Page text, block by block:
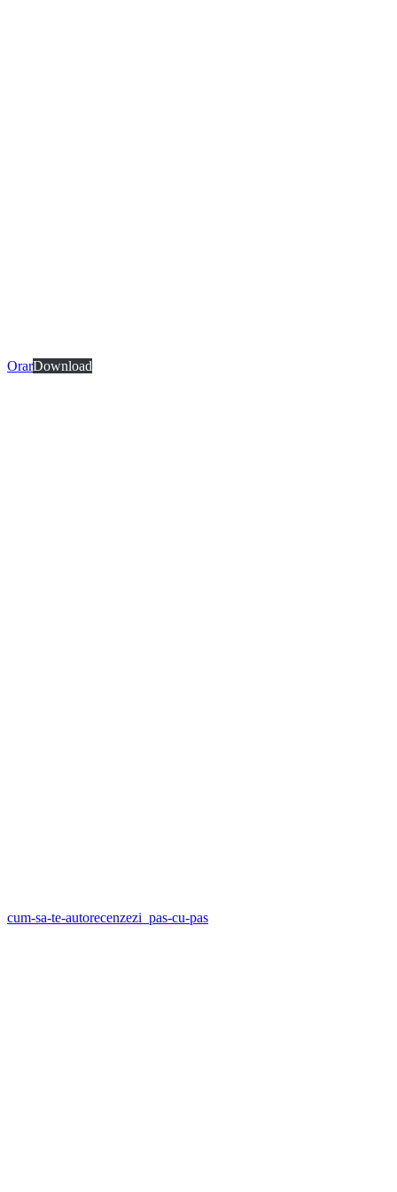
OrarDownload
cum-sa-te-autorecenzezi_pas-cu-pas